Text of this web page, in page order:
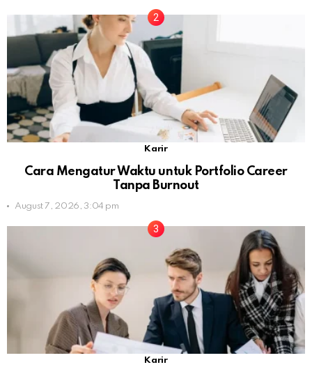
Karir
Cara Mengatur Waktu untuk Portfolio Career
Tanpa Burnout
August 7, 2026, 3:04 pm
Karir